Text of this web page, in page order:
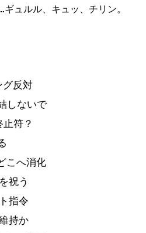
ュルル、キュッ、チリン。
グ反対
しないで
符？
こへ消化
祝う
指令
持か